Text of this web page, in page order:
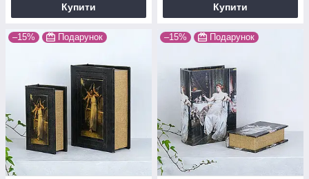
Купити Купити
–15% Подарунок –15% Подарунок